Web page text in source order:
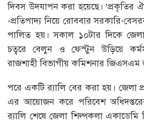
দিবস উদযাপন করা হয়েছে। ‘প্রকৃতির
-প্রতিপাদ্য নিয়ে রোববার সরকারি-
পালিত হয়। সকাল ১০টার দিকে
চত্বরে বেলুন ও ফেস্টুন উড়িয়ে
রাজশাহী বিভাগীয় কমিশনার জিএসএম
পরে একটি র‌্যালি বের করা হয়। জেলা
এর আয়োজন করে পরিবেশ অধিদপ্তরের
র‌্যালি শেষে জেলা শিল্পকলা